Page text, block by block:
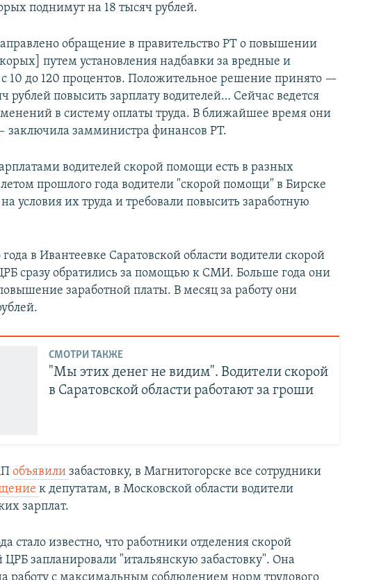
поднимут на 18 тысяч рублей.
обращение в правительство РТ о повышении
путем установления надбавки за вредные и
с 10 до 120 процентов. Положительное решение принято —
рублей повысить зарплату водителей… Сейчас ведется
в систему оплаты труда. В ближайшее время они
замминистра финансов РТ.
водителей скорой помощи есть в разных
прошлого года водители "скорой помощи" в Бирске
условия их труда и требовали повысить заработную
в Ивантеевке Саратовской области водители скорой
сразу обратились за помощью к СМИ. Больше года они
заработной платы. В месяц за работу они
СМОТРИ ТАКЖЕ
"Мы этих денег не видим". Водители скорой
в Саратовской области работают за гроши
объявилизабастовку, в Магнитогорске все сотрудники
к депутатам, в Московской области водители
зарплат.
стало известно, что работники отделения скорой
запланировали "итальянскую забастовку". Она